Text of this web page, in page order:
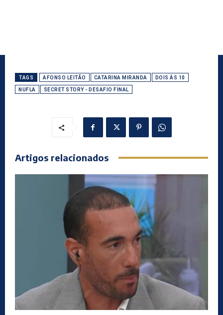
TAGS AFONSO LEITÃO CATARINA MIRANDA DOIS ÀS 10
NUFLA SECRET STORY - DESAFIO FINAL
Artigos relacionados